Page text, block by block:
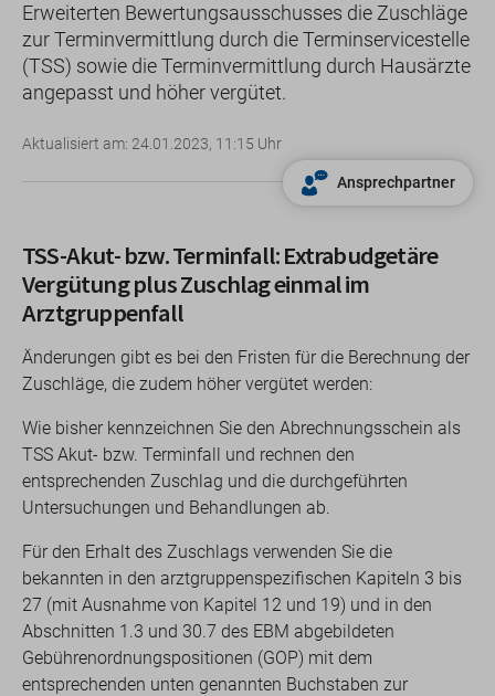
Erweiterten Bewertungsausschusses die Zuschläge
zur Terminvermittlung durch die Terminservicestelle
(TSS) sowie die Terminvermittlung durch Hausärzte
angepasst und höher vergütet.
Aktualisiert am: 24.01.2023, 11:15 Uhr
Ansprechpartner
TSS-Akut- bzw. Terminfall: Extrabudgetäre
Vergütung plus Zuschlag einmal im
Arztgruppenfall
Änderungen gibt es bei den Fristen für die Berechnung der
Zuschläge, die zudem höher vergütet werden:
Wie bisher kennzeichnen Sie den Abrechnungsschein als
TSS Akut- bzw. Terminfall und rechnen den
entsprechenden Zuschlag und die durchgeführten
Untersuchungen und Behandlungen ab.
Für den Erhalt des Zuschlags verwenden Sie die
bekannten in den arztgruppenspezifischen Kapiteln 3 bis
27 (mit Ausnahme von Kapitel 12 und 19) und in den
Abschnitten 1.3 und 30.7 des EBM abgebildeten
Gebührenordnungspositionen (GOP) mit dem
entsprechenden unten genannten Buchstaben zur